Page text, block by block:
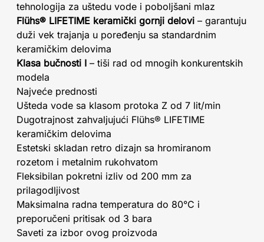
tehnologija za uštedu vode i poboljšani mlaz
Flühs® LIFETIME keramički gornji delovi – garantuju
duži vek trajanja u poređenju sa standardnim
keramičkim delovima
Klasa bučnosti I – tiši rad od mnogih konkurentskih
modela
Najveće prednosti
Ušteda vode sa klasom protoka Z od 7 lit/min
Dugotrajnost zahvaljujući Flühs® LIFETIME
keramičkim delovima
Estetski skladan retro dizajn sa hromiranom
rozetom i metalnim rukohvatom
Fleksibilan pokretni izliv od 200 mm za
prilagodljivost
Maksimalna radna temperatura do 80°C i
preporučeni pritisak od 3 bara
Saveti za izbor ovog proizvoda